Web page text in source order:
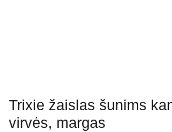
Trixie žaislas šunims
virvės, margas